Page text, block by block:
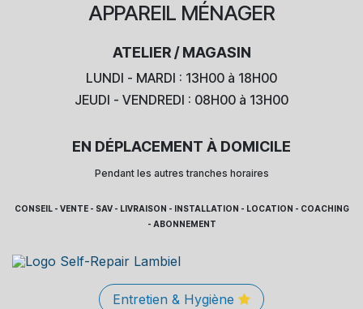
APPAREIL MÉNAGER
ATELIER / MAGASIN
LUNDI - MARDI : 13H00 à 18H00
JEUDI - VENDREDI : 08H00 à 13H00
EN DÉPLACEMENT À DOMICILE
Pendant les autres tranches horaires
CONSEIL - VENTE - SAV - LIVRAISON - INSTALLATION - LOCATION - COACHING
- ABONNEMENT
Entretien & Hygiène